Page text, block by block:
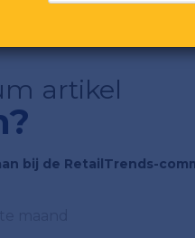
artikel
bij de RetailTrends-